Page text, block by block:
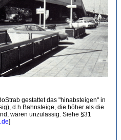
gestattet das "hinabsteigen" in
d.h Bahnsteige, die höher als die
wären unzulässig. Siehe §31
]